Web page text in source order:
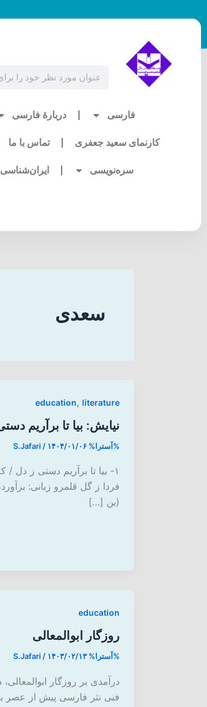
به
فارسی دربارۀ فارسی
کارنمای سعید جعفری تماس با ما
سره‌نویسی ایران‌شناسی
سعدی
education, literature
نیایش: بیا تا برآریم
%آسترا% S.Jafari / ۱۴۰۴/۰۱/۰۶
۱- بیا تا برآریم دستی ز دل /
فردا ز گل قلمرو زبانی:
(بن […]
education
روزگار ابوالمعالی
%آسترا% S.Jafari / ۱۴۰۳/۰۲/۱۳
درآمدی بر روزگار
فنی نثر فارسی پیش از عصر